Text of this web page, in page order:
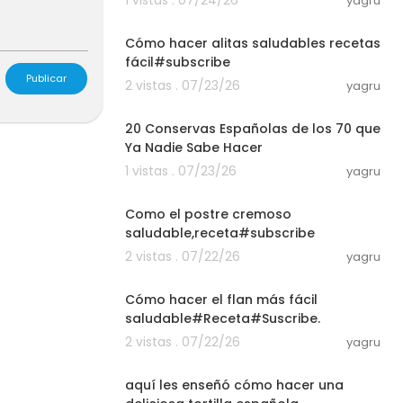
Cómo hacer alitas saludables recetas
fácil#subscribe
2 vistas . 07/23/26
yagru
20 Conservas Españolas de los 70 que
Ya Nadie Sabe Hacer
1 vistas . 07/23/26
yagru
Como el postre cremoso
saludable,receta#subscribe
2 vistas . 07/22/26
yagru
Cómo hacer el flan más fácil
saludable#Receta#Suscribe.
2 vistas . 07/22/26
yagru
aquí les enseñó cómo hacer una
Publicar